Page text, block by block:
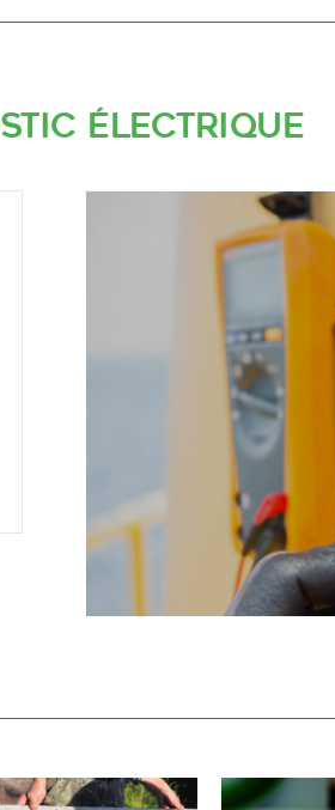
électrique